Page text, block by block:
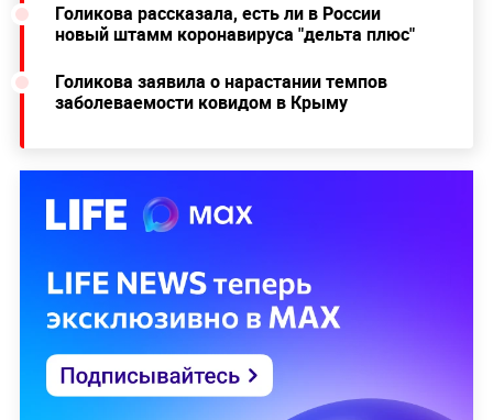
Голикова рассказала, есть ли в России
новый штамм коронавируса "дельта плюс"
Голикова заявила о нарастании темпов
заболеваемости ковидом в Крыму